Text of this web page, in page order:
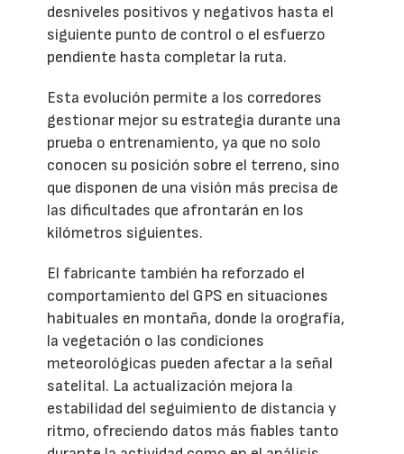
desniveles positivos y negativos hasta el
siguiente punto de control o el esfuerzo
pendiente hasta completar la ruta.
Esta evolución permite a los corredores
gestionar mejor su estrategia durante una
prueba o entrenamiento, ya que no solo
conocen su posición sobre el terreno, sino
que disponen de una visión más precisa de
las dificultades que afrontarán en los
kilómetros siguientes.
El fabricante también ha reforzado el
comportamiento del GPS en situaciones
habituales en montaña, donde la orografía,
la vegetación o las condiciones
meteorológicas pueden afectar a la señal
satelital. La actualización mejora la
estabilidad del seguimiento de distancia y
ritmo, ofreciendo datos más fiables tanto